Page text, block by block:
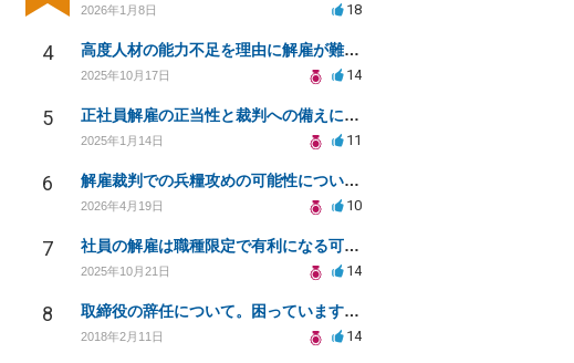
2026年1月8日 18
4 高度人材の能力不足を理由に解雇が難しいのはなぜ？
2025年10月17日 14
5 正社員解雇の正当性と裁判への備えについての相談
2025年1月14日 11
6 解雇裁判での兵糧攻めの可能性についての相談
2026年4月19日 10
7 社員の解雇は職種限定で有利になる可能性はありますか？
2025年10月21日 14
8 取締役の辞任について。困っています。法律的に問題（リスク）がない辞任の仕方を教えてください。
2018年2月11日 14